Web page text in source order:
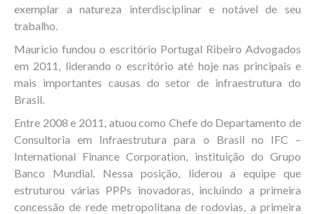
exemplar a natureza interdisciplinar e notável de seu
trabalho.
Mauricio fundou o escritório Portugal Ribeiro Advogados
em 2011, liderando o escritório até hoje nas principais e
mais importantes causas do setor de infraestrutura do
Brasil.
Entre 2008 e 2011, atuou como Chefe do Departamento de
Consultoria em Infraestrutura para o Brasil no IFC –
International Finance Corporation, instituição do Grupo
Banco Mundial. Nessa posição, liderou a equipe que
estruturou várias PPPs inovadoras, incluindo a primeira
concessão de rede metropolitana de rodovias, a primeira